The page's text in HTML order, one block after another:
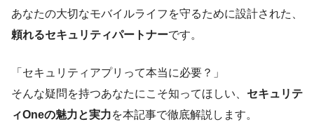
あなたの大切なモバイルライフを守るために設計された、
頼れるセキュリティパートナーです。
「セキュリティアプリって本当に必要？」
そんな疑問を持つあなたにこそ知ってほしい、 セキュリテ
ィOneの魅力と実力を本記事で徹底解説します。